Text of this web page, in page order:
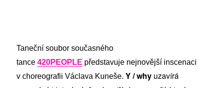
Taneční soubor současného
tance420PEOPLE představuje nejnovější inscenaci
v choreografii Václava Kuneše.Y / why uzavírá